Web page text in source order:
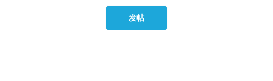
发帖